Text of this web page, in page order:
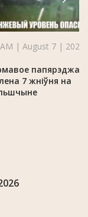
| August 7 | 2026
7 жніўня на